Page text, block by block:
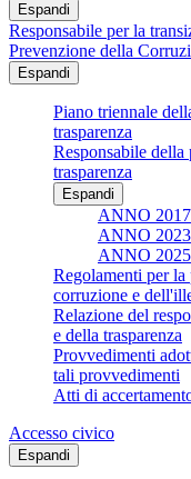
Espandi
Responsabile per la
Prevenzione della
Espandi
Piano triennale
trasparenza
Responsabile
trasparenza
Espandi
ANNO 2017
ANNO 2023
ANNO 2025
Regolamenti per la
corruzione e
Relazione del
e della trasparenza
Provvedimenti
tali provvedimenti
Atti di
Accesso civico
Espandi